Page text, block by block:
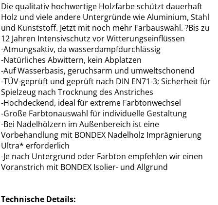
Die qualitativ hochwertige Holzfarbe schützt dauerhaft
Holz und viele andere Untergründe wie Aluminium, Stahl
und Kunststoff. Jetzt mit noch mehr Farbauswahl. ?Bis zu
12 Jahren Intensivschutz vor Witterungseinflüssen
-Atmungsaktiv, da wasserdampfdurchlässig
-Natürliches Abwittern, kein Abplatzen
-Auf Wasserbasis, geruchsarm und umweltschonend
-TÜV-geprüft und geprüft nach DIN EN71-3; Sicherheit für
Spielzeug nach Trocknung des Anstriches
-Hochdeckend, ideal für extreme Farbtonwechsel
-Große Farbtonauswahl für individuelle Gestaltung
-Bei Nadelhölzern im Außenbereich ist eine
Vorbehandlung mit BONDEX Nadelholz Imprägnierung
Ultra* erforderlich
-Je nach Untergrund oder Farbton empfehlen wir einen
Voranstrich mit BONDEX Isolier- und Allgrund
Technische Details: